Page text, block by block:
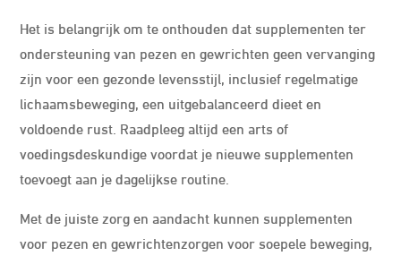
Het is belangrijk om te onthouden dat supplementen ter
ondersteuning van pezen en gewrichten geen vervanging
zijn voor een gezonde levensstijl, inclusief regelmatige
lichaamsbeweging, een uitgebalanceerd dieet en
voldoende rust. Raadpleeg altijd een arts of
voedingsdeskundige voordat je nieuwe supplementen
toevoegt aan je dagelijkse routine.
Met de juiste zorg en aandacht kunnen supplementen
voor pezen en gewrichtenzorgen voor soepele beweging,